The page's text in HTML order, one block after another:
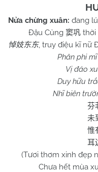
Nửa chừng xuân: đang
Đậu Củng 窦巩 thời
悼妓东东, truy điệu kĩ nữ
Phân phi
Vị đáo
Duy hữu
Nhĩ biên
芬
未
惟
耳
(Tươi thơm xinh đẹp
Chưa hết mùa